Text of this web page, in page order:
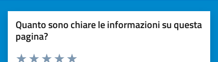
Quanto sono chiare le informazioni su questa
pagina?